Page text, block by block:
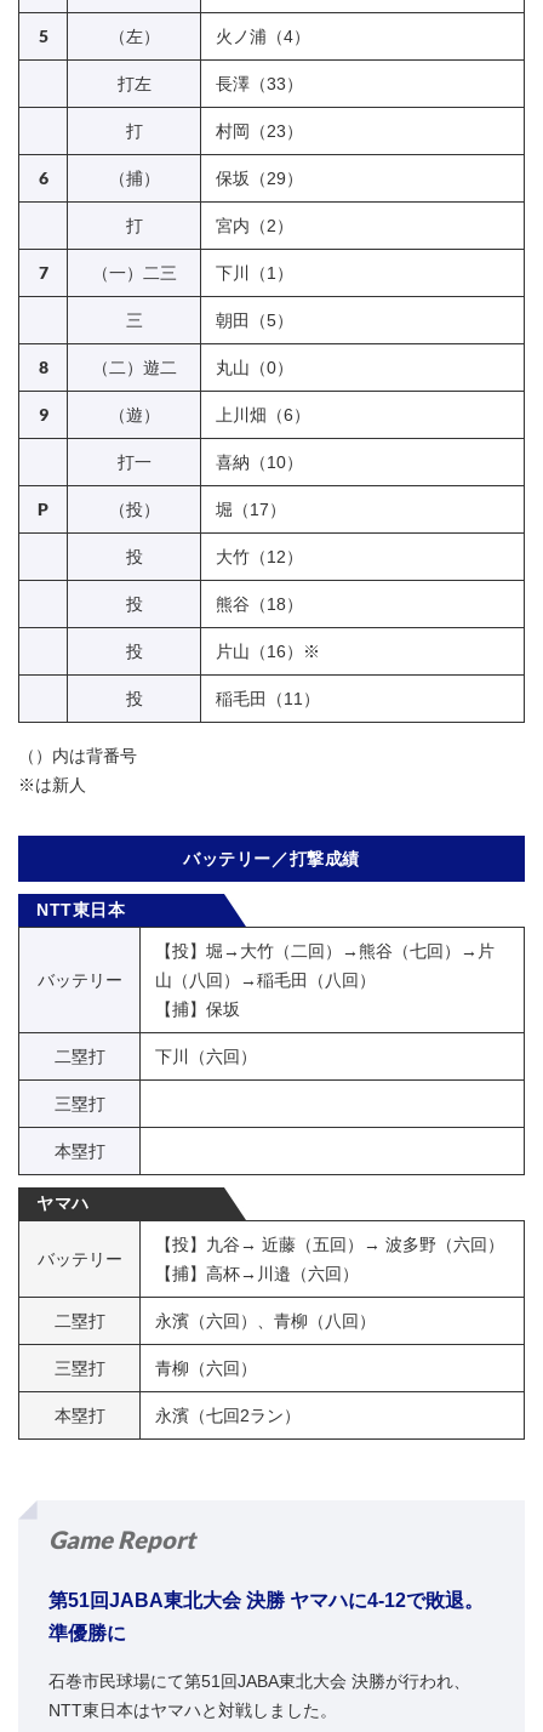
5 （左） 火ノ浦（4）
打左 長澤（33）
打 村岡（23）
6 （捕） 保坂（29）
打 宮内（2）
7 （一）二三 下川（1）
三 朝田（5）
8 （二）遊二 丸山（0）
9 （遊） 上川畑（6）
打一 喜納（10）
P （投） 堀（17）
投 大竹（12）
投 熊谷（18）
投 片山（16）※
投 稲毛田（11）
（）内は背番号
※は新人
バッテリー／打撃成績
NTT東日本
バッテリー
【投】堀→大竹（二回）→熊谷（七回）→片
山（八回）→稲毛田（八回）
【捕】保坂
二塁打 下川（六回）
三塁打
本塁打
ヤマハ
バッテリー
【投】九谷→ 近藤（五回）→ 波多野（六回）
【捕】高杯→川邉（六回）
二塁打 永濱（六回）、青柳（八回）
三塁打 青柳（六回）
本塁打 永濱（七回2ラン）
Game Report
第51回JABA東北大会 決勝 ヤマハに4-12で敗退。
準優勝に
石巻市民球場にて第51回JABA東北大会 決勝が行われ、
NTT東日本はヤマハと対戦しました。